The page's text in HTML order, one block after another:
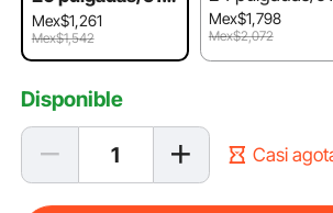
m
Mex$1,261
Mex$1,542
m
Mex$1,798
Mex$2,072
Disponible
Casi